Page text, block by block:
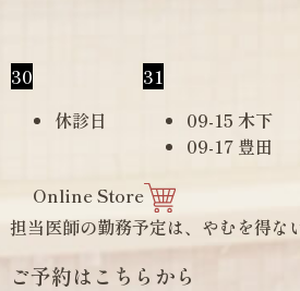
30
休診日
31
09-15 木下
09-17 豊田
担当医師の勤務予定は、やむを得
ご予約はこちらから
Online Store